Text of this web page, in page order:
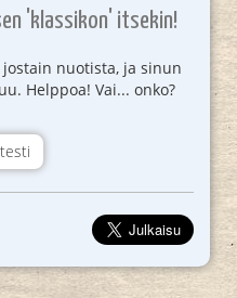
'klassikon' itsekin!
nuotista, ja sinun
Helppoa! Vai... onko?